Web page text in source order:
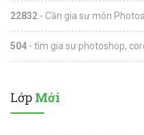
22832 - Cần gia sư môn
504 - tìm gia sư photoshop,
Lớp Mới